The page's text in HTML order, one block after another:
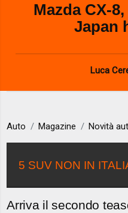
Mazda CX-
Japan
Luca
Auto Magazine Novità
5 SUV NON IN
Arriva il secondo